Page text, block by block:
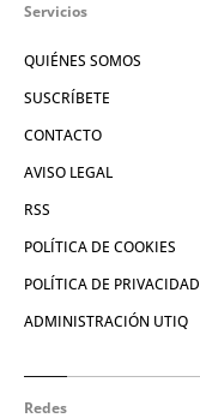
Servicios
QUIÉNES SOMOS
SUSCRÍBETE
CONTACTO
AVISO LEGAL
RSS
POLÍTICA DE COOKIES
POLÍTICA DE PRIVACIDAD
ADMINISTRACIÓN UTIQ
Redes